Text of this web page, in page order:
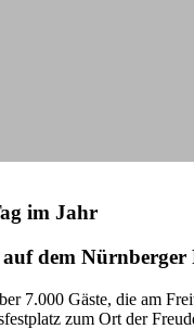
im Jahr
dem Nürnberger
7.000 Gäste, die am
zum Ort der